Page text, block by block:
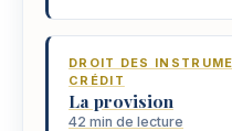
DROIT DES
CRÉDIT
La provision
42 min de lecture